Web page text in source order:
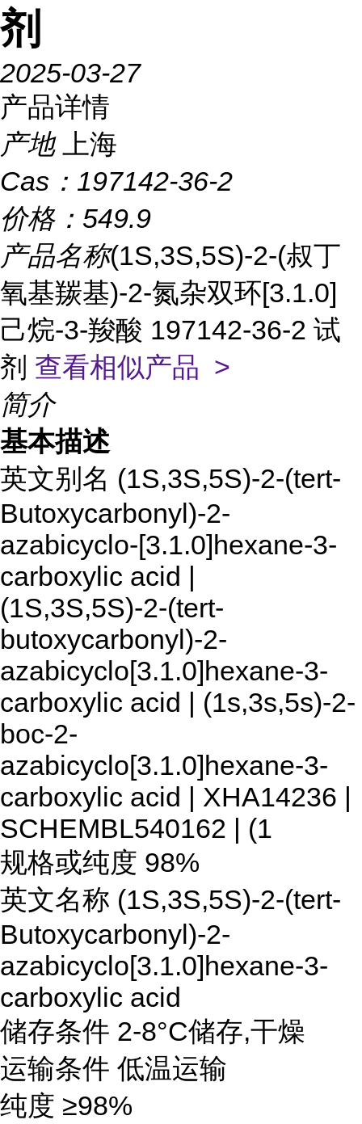
剂
2025-03-27
产品详情
产地
上海
Cas： 197142-36-2
价格： 549.9
产品名称(1S,3S,5S)-2-(叔丁
氧基羰基)-2-氮杂双环[3.1.0]
己烷-3-羧酸 197142-36-2 试
剂 查看相似产品 >
简介
基本描述
英文别名 (1S,3S,5S)-2-(tert-
Butoxycarbonyl)-2-
azabicyclo-[3.1.0]hexane-3-
carboxylic acid |
(1S,3S,5S)-2-(tert-
butoxycarbonyl)-2-
azabicyclo[3.1.0]hexane-3-
carboxylic acid | (1s,3s,5s)-2-
boc-2-
azabicyclo[3.1.0]hexane-3-
carboxylic acid | XHA14236 |
SCHEMBL540162 | (1
规格或纯度 98%
英文名称 (1S,3S,5S)-2-(tert-
Butoxycarbonyl)-2-
azabicyclo[3.1.0]hexane-3-
carboxylic acid
储存条件 2-8°C储存,干燥
运输条件 低温运输
纯度 ≥98%